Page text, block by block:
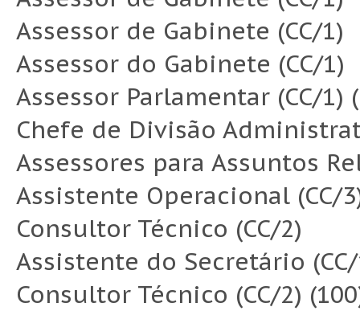
Assessor de Gabinete (CC/1)
Assessor do Gabinete (CC/1)
Assessor Parlamentar (CC/1)
Chefe de Divisão
Assessores para Assuntos
Assistente Operacional (CC/
Consultor Técnico (CC/2)
Assistente do Secretário
Consultor Técnico (CC/2)